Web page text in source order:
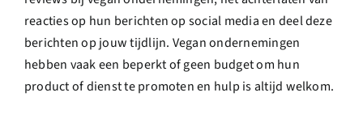
reacties op hun berichten op social media en deel deze
berichten op jouw tijdlijn. Vegan ondernemingen
hebben vaak een beperkt of geen budget om hun
product of dienst te promoten en hulp is altijd welkom.